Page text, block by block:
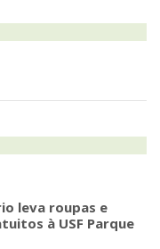
leva roupas e
à USF Parque